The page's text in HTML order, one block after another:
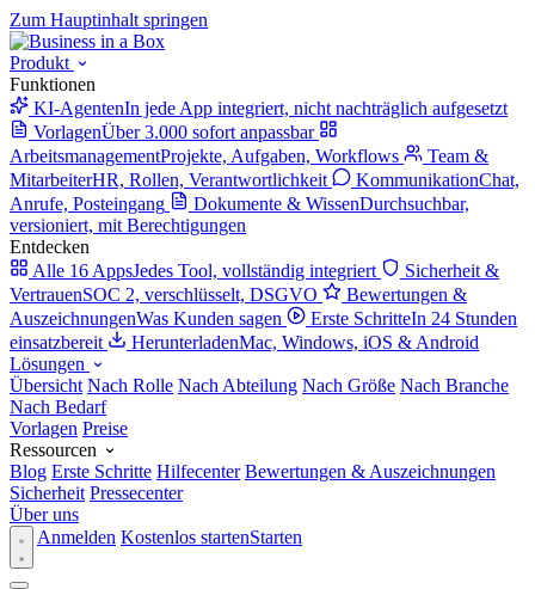
Zum Hauptinhalt springen
Produkt
Funktionen
KI-AgentenIn jede App integriert, nicht nachträglich aufgesetzt
VorlagenÜber 3.000 sofort anpassbar
ArbeitsmanagementProjekte, Aufgaben, Workflows
Team &
MitarbeiterHR, Rollen, Verantwortlichkeit KommunikationChat,
Anrufe, Posteingang
Dokumente & WissenDurchsuchbar,
versioniert, mit Berechtigungen
Entdecken
Alle 16 AppsJedes Tool, vollständig integriert
Sicherheit &
VertrauenSOC 2, verschlüsselt, DSGVO
Bewertungen &
AuszeichnungenWas Kunden sagen Erste SchritteIn 24 Stunden
einsatzbereit
HerunterladenMac, Windows, iOS & Android
Lösungen
Übersicht Nach Rolle Nach Abteilung Nach Größe Nach Branche
Nach Bedarf
Vorlagen Preise
Ressourcen
Blog Erste Schritte Hilfecenter Bewertungen & Auszeichnungen
Sicherheit Pressecenter
Über uns
Anmelden Kostenlos startenStarten